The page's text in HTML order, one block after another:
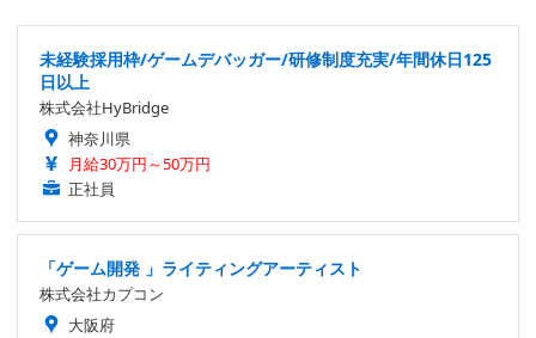
未経験採用枠/ゲームデバッガー/研修制度充実/年間休日125
日以上
株式会社HyBridge
神奈川県
月給30万円～50万円
正社員
「ゲーム開発 」ライティングアーティスト
株式会社カプコン
大阪府